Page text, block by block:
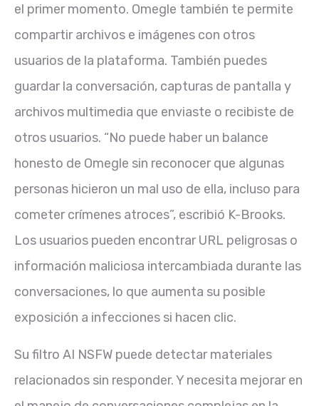
el primer momento. Omegle también te permite
compartir archivos e imágenes con otros
usuarios de la plataforma. También puedes
guardar la conversación, capturas de pantalla y
archivos multimedia que enviaste o recibiste de
otros usuarios. “No puede haber un balance
honesto de Omegle sin reconocer que algunas
personas hicieron un mal uso de ella, incluso para
cometer crímenes atroces”, escribió K-Brooks.
Los usuarios pueden encontrar URL peligrosas o
información maliciosa intercambiada durante las
conversaciones, lo que aumenta su posible
exposición a infecciones si hacen clic.
Su filtro AI NSFW puede detectar materiales
relacionados sin responder. Y necesita mejorar en